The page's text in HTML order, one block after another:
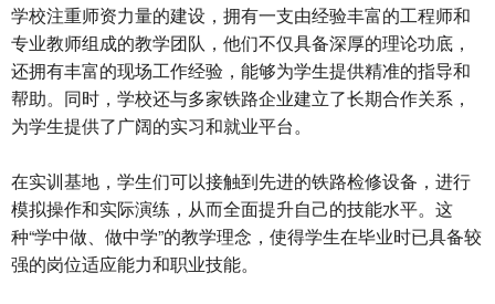
学校注重师资力量的建设，拥有一支由经验丰富的工程师和
专业教师组成的教学团队，他们不仅具备深厚的理论功底，
还拥有丰富的现场工作经验，能够为学生提供精准的指导和
帮助。同时，学校还与多家铁路企业建立了长期合作关系，
为学生提供了广阔的实习和就业平台。
在实训基地，学生们可以接触到先进的铁路检修设备，进行
模拟操作和实际演练，从而全面提升自己的技能水平。这
种“学中做、做中学”的教学理念，使得学生在毕业时已具备较
强的岗位适应能力和职业技能。